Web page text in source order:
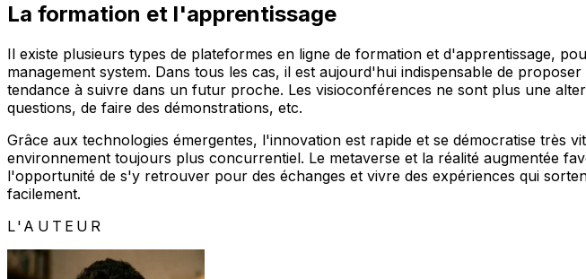
La formation et l'apprentissage
Il existe plusieurs types de plateformes en ligne de formation et d'apprentissage,
management system. Dans tous les cas, il est aujourd'hui indispensable de
tendance à suivre dans un futur proche. Les visioconférences ne sont plus une
questions, de faire des démonstrations, etc.
Grâce aux technologies émergentes, l'innovation est rapide et se démocratise
environnement toujours plus concurrentiel. Le metaverse et la réalité augmentée
l'opportunité de s'y retrouver pour des échanges et vivre des expériences qui
facilement.
L'AUTEUR